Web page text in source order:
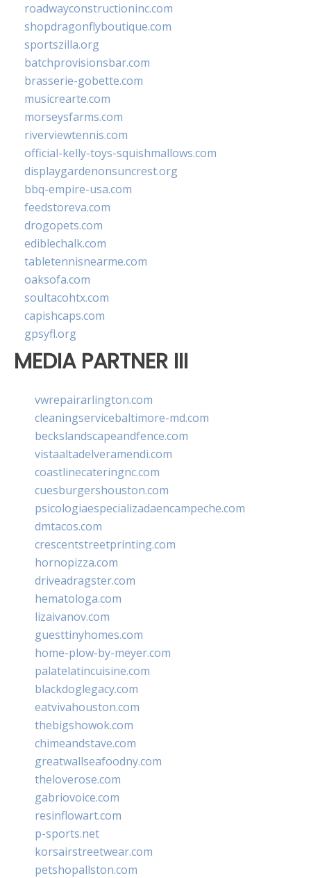
roadwayconstructioninc.com
shopdragonflyboutique.com
sportszilla.org
batchprovisionsbar.com
brasserie-gobette.com
musicrearte.com
morseysfarms.com
riverviewtennis.com
official-kelly-toys-squishmallows.com
displaygardenonsuncrest.org
bbq-empire-usa.com
feedstoreva.com
drogopets.com
ediblechalk.com
tabletennisnearme.com
oaksofa.com
soultacohtx.com
capishcaps.com
gpsyfl.org
MEDIA PARTNER III
vwrepairarlington.com
cleaningservicebaltimore-md.com
beckslandscapeandfence.com
vistaaltadelveramendi.com
coastlinecateringnc.com
cuesburgershouston.com
psicologiaespecializadaencampeche.com
dmtacos.com
crescentstreetprinting.com
hornopizza.com
driveadragster.com
hematologa.com
lizaivanov.com
guesttinyhomes.com
home-plow-by-meyer.com
palatelatincuisine.com
blackdoglegacy.com
eatvivahouston.com
thebigshowok.com
chimeandstave.com
greatwallseafoodny.com
theloverose.com
gabriovoice.com
resinflowart.com
p-sports.net
korsairstreetwear.com
petshopallston.com